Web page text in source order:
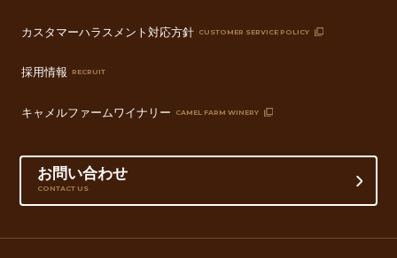
カスタマーハラスメント対応方針 CUSTOMER SERVICE POLICY
採用情報 RECRUIT
キャメルファームワイナリー CAMEL FARM WINERY
お問い合わせ
CONTACT US